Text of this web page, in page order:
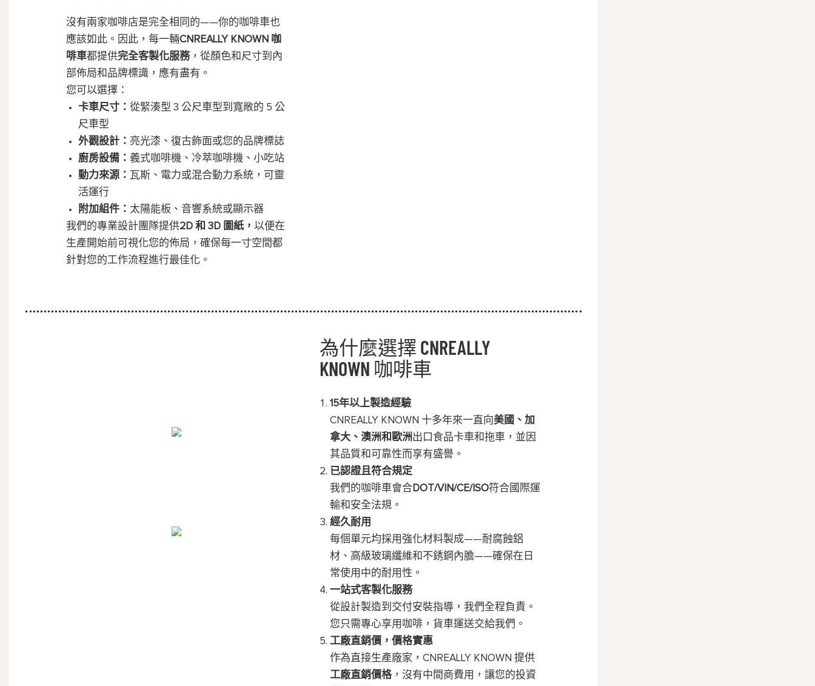
沒有兩家咖啡店是完全相同的——你的咖啡車也
應該如此。因此，每一輛CNREALLY KNOWN 咖
啡車都提供完全客製化服務，從顏色和尺寸到內
部佈局和品牌標識，應有盡有。
您可以選擇：
卡車尺寸：從緊湊型 3 公尺車型到寬敞的 5 公
尺車型
外觀設計： 亮光漆、復古飾面或您的品牌標誌
廚房設備： 義式咖啡機、冷萃咖啡機、小吃站
動力來源： 瓦斯、電力或混合動力系統，可靈
活運行
附加組件： 太陽能板、音響系統或顯示器
我們的專業設計團隊提供2D 和 3D 圖紙，以便在
生產開始前可視化您的佈局，確保每一寸空間都
針對您的工作流程進行最佳化。
為什麼選擇 CNREALLY
KNOWN 咖啡車
15年以上製造經驗
CNREALLY KNOWN 十多年來一直向 美國、加
拿大、澳洲和歐洲出口食品卡車和拖車，並因
其品質和可靠性而享有盛譽。
已認證且符合規定
我們的咖啡車會合DOT/VIN/CE/ISO符合國際運
輸和安全法規。
經久耐用
每個單元均採用強化材料製成——耐腐蝕鋁
材、高級玻璃纖維和不銹鋼內膽——確保在日
常使用中的耐用性。
一站式客製化服務
從設計製造到交付安裝指導，我們全程負責。
您只需專心享用咖啡，貨車運送交給我們。
工廠直銷價，價格實惠
作為直接生產廠家，CNREALLY KNOWN 提供
工廠直銷價格，沒有中間商費用，讓您的投資